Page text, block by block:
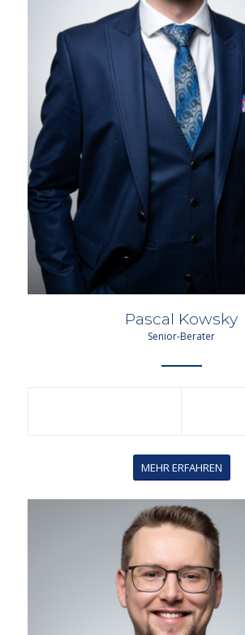
Pascal Kowsky
Senior-Berater
MEHR ERFAHREN